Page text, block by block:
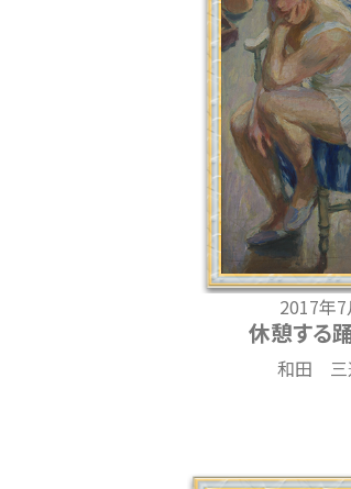
2017年7
休憩する
和田 三